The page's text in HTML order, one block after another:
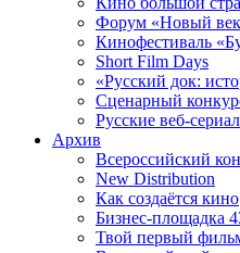
Форум «Новый
Кинофестиваль
Short Film Days
«Русский док:
Сценарный
Русские веб-
Архив
Всероссийский
New Distribution
Как создаётся кино
Бизнес-
Твой первый